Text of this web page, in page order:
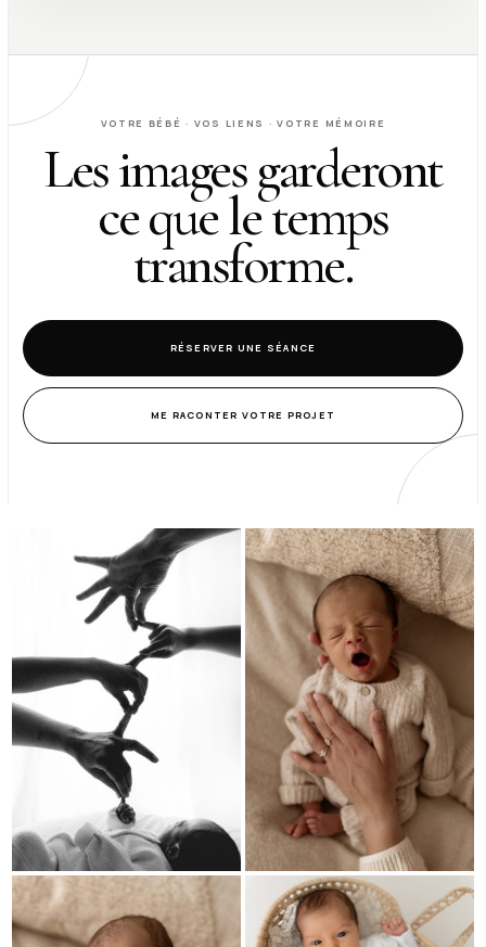
VOTRE BÉBÉ · VOS LIENS · VOTRE MÉMOIRE
Les images garderont
ce que le temps
transforme.
RÉSERVER UNE SÉANCE
ME RACONTER VOTRE PROJET